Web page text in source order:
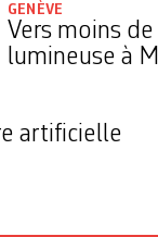
GENÈVE
Vers moins
lumineuse à
artificielle